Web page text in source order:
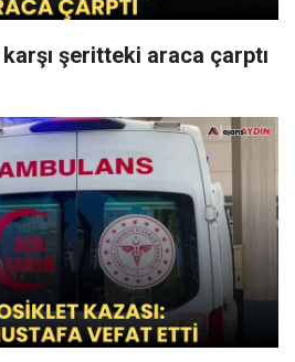
şeritteki araca çarptı